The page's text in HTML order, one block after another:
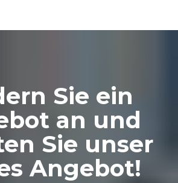
Sie ein
an und
Sie unser
Angebot!